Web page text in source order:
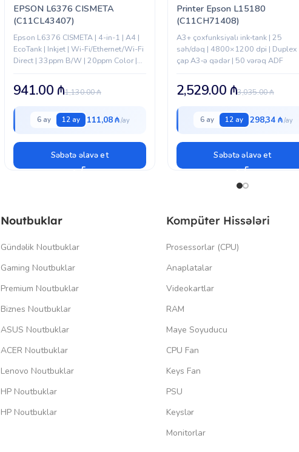
EPSON L6376 CISMETA
(C11CL43407)
Epson L6376 CISMETA | 4-in-1 | A4 |
EcoTank | Inkjet | Wi-Fi/Ethernet/Wi-Fi
Direct | 33ppm B/W | 20ppm Color |
1,130.00₼
941.00 ₼
6 ay 12 ay 111,08 ₼
Səbətə əlavə et
Printer Epson L15180
(C11CH71408)
A3+ çoxfunksiyalı ink‑tank | 25
səh/dəq | 4800×1200 dpi | Duplex
çap A3‑ə qədər | 50 vərəq ADF
3,035.00₼
2,529.00 ₼
6 ay 12 ay 298,34 ₼
Səbətə əlavə et
Noutbuklar
Gündəlik Noutbuklar
Gaming Noutbuklar
Premium Noutbuklar
Biznes Noutbuklar
ASUS Noutbuklar
ACER Noutbuklar
Lenovo Noutbuklar
HP Noutbuklar
HP Noutbuklar
Kompüter Hissələri
Prosessorlar (CPU)
Anaplatalar
Videokartlar
RAM
Maye Soyuducu
CPU Fan
Keys Fan
PSU
Keyslər
Monitorlar